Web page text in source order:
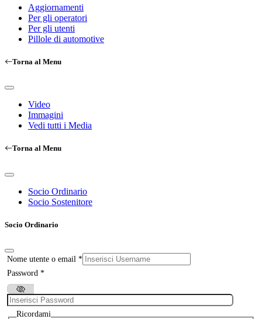
Aggiornamenti
Per gli operatori
Per gli utenti
Pillole di automotive
Torna al Menu
Video
Immagini
Vedi tutti i Media
Torna al Menu
Socio Ordinario
Socio Sostenitore
Socio Ordinario
Nome utente o email *
Password *
Ricordami